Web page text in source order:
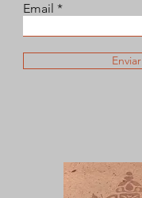
Email
Enviar